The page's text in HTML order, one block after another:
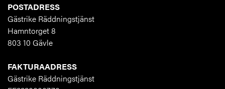
POSTADRESS
Gästrike Räddningstjänst
Hamntorget 8
803 10 Gävle
FAKTURAADRESS
Gästrike Räddningstjänst